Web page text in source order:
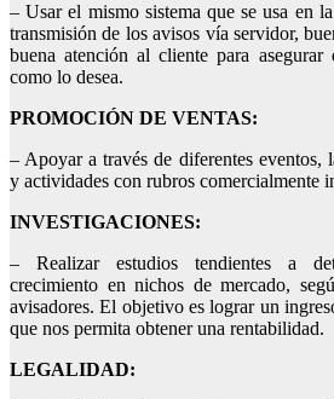
– Usar el mismo sistema que se usa en
transmisión de los avisos vía servidor,
buena atención al cliente para
como lo desea.
PROMOCIÓN DE VENTAS:
– Apoyar a través de diferentes eventos,
y actividades con rubros comercialmente
INVESTIGACIONES:
– Realizar estudios tendientes a
crecimiento en nichos de mercado,
avisadores. El objetivo es lograr un
que nos permita obtener una rentabilidad.
LEGALIDAD: